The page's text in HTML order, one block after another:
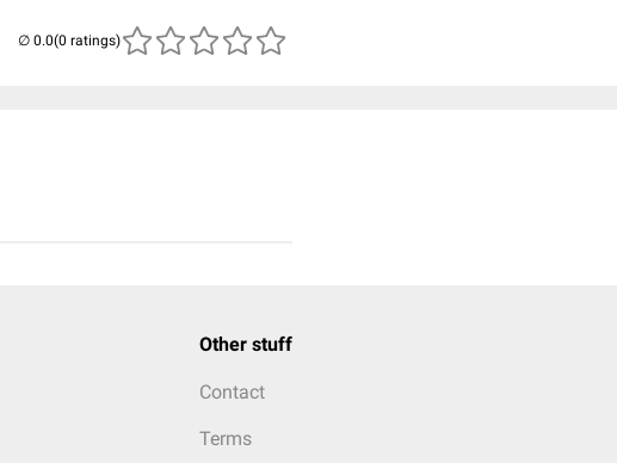
(0 ratings)
Other stuff
Contact
Terms